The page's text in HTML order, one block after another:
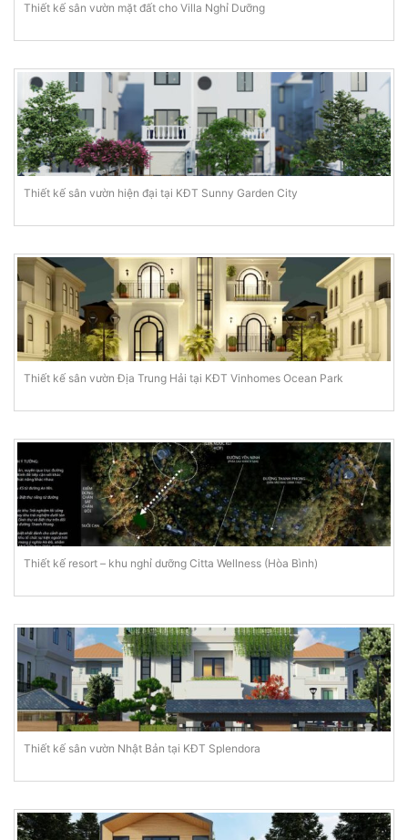
Thiết kế sân vườn mặt đất cho Villa Nghỉ Dưỡng
Thiết kế sân vườn hiện đại tại KĐT Sunny Garden City
Thiết kế sân vườn Địa Trung Hải tại KĐT Vinhomes Ocean Park
Thiết kế resort – khu nghỉ dưỡng Citta Wellness (Hòa Bình)
Thiết kế sân vườn Nhật Bản tại KĐT Splendora